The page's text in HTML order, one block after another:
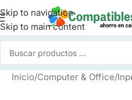
Skip to navigation
Skip to main content
Inicio/Computer & Office/